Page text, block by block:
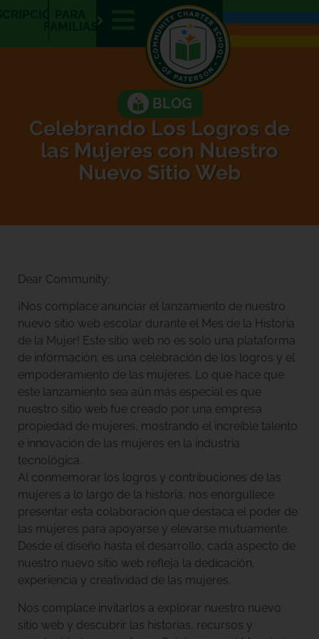
E
N
E
S
BLOG
Celebrando Los Logros de
las Mujeres con Nuestro
Nuevo Sitio Web
Dear Community:
¡Nos complace anunciar el lanzamiento de nuestro
nuevo sitio web escolar durante el Mes de la Historia
de la Mujer! Este sitio web no es solo una plataforma
de información; es una celebración de los logros y el
empoderamiento de las mujeres. Lo que hace que
este lanzamiento sea aún más especial es que
nuestro sitio web fue creado por una empresa
propiedad de mujeres, mostrando el increíble talento
e innovación de las mujeres en la industria
tecnológica.
Al conmemorar los logros y contribuciones de las
mujeres a lo largo de la historia, nos enorgullece
presentar esta colaboración que destaca el poder de
las mujeres para apoyarse y elevarse mutuamente.
Desde el diseño hasta el desarrollo, cada aspecto de
nuestro nuevo sitio web refleja la dedicación,
experiencia y creatividad de las mujeres.
Nos complace invitarlos a explorar nuestro nuevo
sitio web y descubrir las historias, recursos y